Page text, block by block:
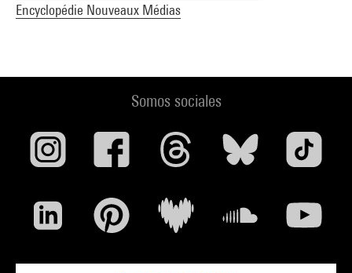
Encyclopédie Nouveaux Médias
Somos sociales